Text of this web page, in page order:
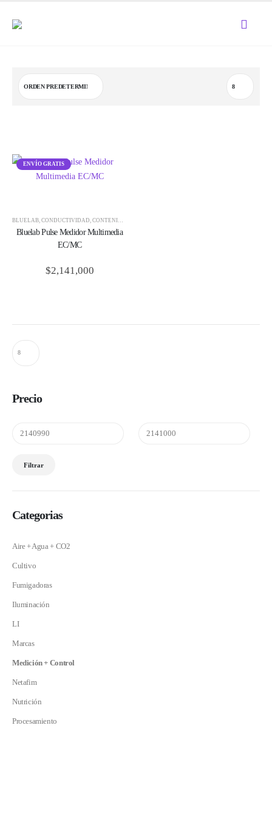
ENVÍO GRATIS
BLUELAB CONDUCTIVIDAD CONTENIDO DE AGUA EN SUELO (%WC)
Bluelab Pulse Medidor Multimedia
EC/MC
$2,141,000
Precio
mínimo
máximo
Filtrar
Categorias
Aire + Agua + CO2
Cultivo
Fumigadoras
Iluminación
LI
Marcas
Medición + Control
Netafim
Nutrición
Procesamiento